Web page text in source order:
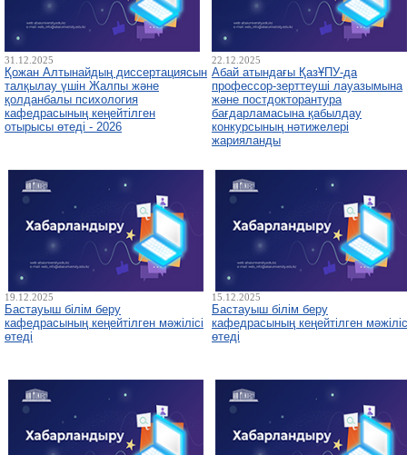
31.12.2025
Қожан Алтынайдың диссертациясын
талқылау үшін Жалпы және
қолданбалы психология
кафедрасының кеңейтілген
отырысы өтеді - 2026
22.12.2025
Абай атындағы ҚазҰПУ-да
профессор-зерттеуші лауазымына
және постдокторантура
бағдарламасына қабылдау
конкурсының нәтижелері
жарияланды
19.12.2025
Бастауыш білім беру
кафедрасының кеңейтілген мәжілісі
өтеді
15.12.2025
Бастауыш білім беру
кафедрасының кеңейтілген
өтеді